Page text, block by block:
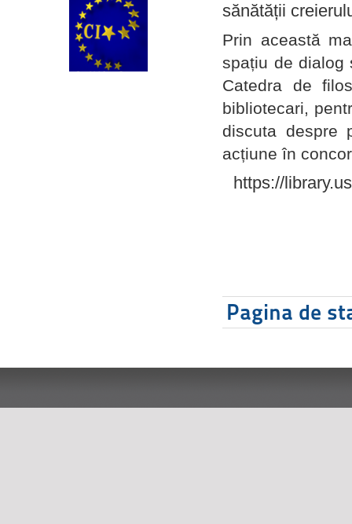
sănătății
Prin această
spațiu de dialog
Catedra de
bibliotecari,
discuta despre
acțiune în
https://
Pagina de